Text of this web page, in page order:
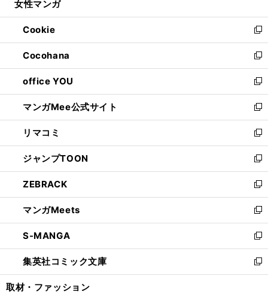
開
く
ウ
で
開
く
ン
ド
ウ
で
開
く
ウ
ィ
ン
ド
ウ
で
開
く
女性マンガ
Cookie
新
し
い
ウ
ィ
ン
ド
ウ
で
開
く
Cocohana
新
し
い
ウ
ィ
ン
ド
ウ
で
開
く
office YOU
新
し
い
ウ
ィ
ン
ド
ウ
で
開
く
マンガMee公式サイト
新
し
い
ウ
ィ
ン
ド
ウ
で
開
く
リマコミ
新
し
い
ウ
ィ
ン
ド
ウ
で
開
く
ジャンプTOON
新
し
い
ウ
ィ
ン
ド
ウ
で
開
ZEBRACK
新
し
い
ウ
ィ
ン
ド
ウ
マンガMeets
新
し
い
ウ
ィ
ン
S-MANGA
新
し
い
ウ
集英社コミック文庫
新
し
取材・ファッション